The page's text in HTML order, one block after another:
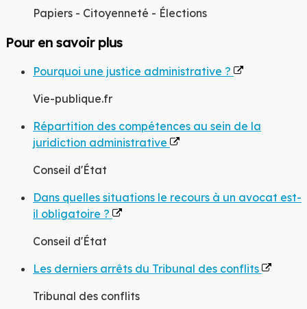
Papiers - Citoyenneté - Élections
Pour en savoir plus
Pourquoi une justice administrative ?
Vie-publique.fr
Répartition des compétences au sein de la
juridiction administrative
Conseil d'État
Dans quelles situations le recours à un avocat est-
il obligatoire ?
Conseil d'État
Les derniers arrêts du Tribunal des conflits
Tribunal des conflits